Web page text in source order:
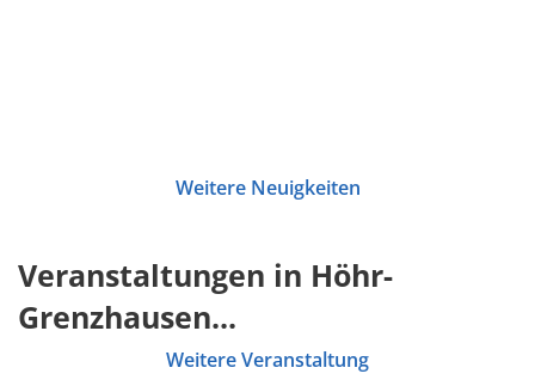
Weitere Neuigkeiten
Veranstaltungen in Höhr-
Grenzhausen...
Weitere Veranstaltung